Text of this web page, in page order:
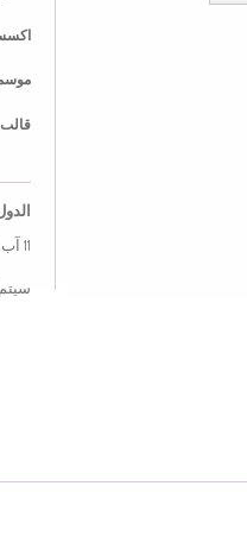
صمم
من
11 آب الثلاثاء-13 آب الخميس